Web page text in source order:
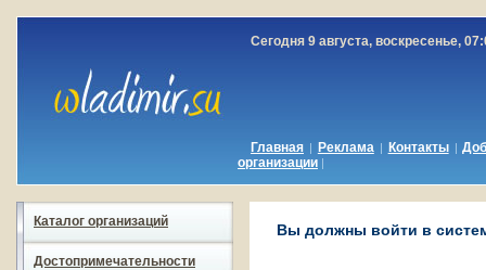
Сегодня 9 августа, воскресенье,
Главная | Реклама | Контакты|
организации |
Каталог организаций
Достопримечательности
Вы должны войти в